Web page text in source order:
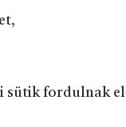
sütik fordulnak